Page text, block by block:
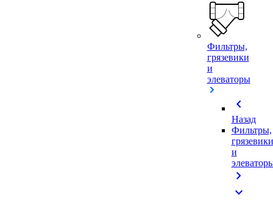
Фильтры,
грязевики
и
элеваторы
chevron_left
Назад
Фильтры,
грязевики
и
chevron_right
expand_more